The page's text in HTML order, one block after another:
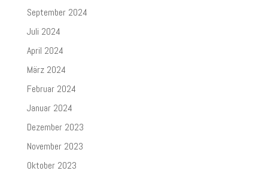
September 2024
Juli 2024
April 2024
März 2024
Februar 2024
Januar 2024
Dezember 2023
November 2023
Oktober 2023